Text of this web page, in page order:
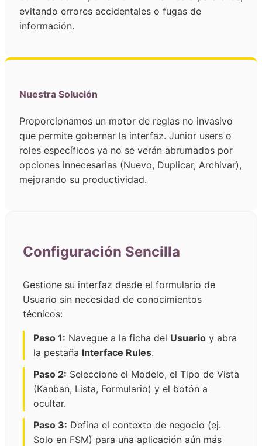
evitando errores accidentales o fugas de
información.
Nuestra Solución
Proporcionamos un motor de reglas no invasivo
que permite gobernar la interfaz. Junior users o
roles específicos ya no se verán abrumados por
opciones innecesarias (Nuevo, Duplicar, Archivar),
mejorando su productividad.
Configuración Sencilla
Gestione su interfaz desde el formulario de
Usuario sin necesidad de conocimientos
técnicos:
Paso 1: Navegue a la ficha del Usuario y abra
la pestaña Interface Rules.
Paso 2: Seleccione el Modelo, el Tipo de Vista
(Kanban, Lista, Formulario) y el botón a
ocultar.
Paso 3: Defina el contexto de negocio (ej.
Solo en FSM) para una aplicación aún más